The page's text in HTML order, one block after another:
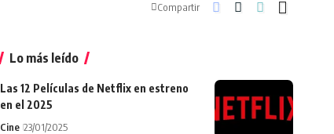
Compartir
Lo más leído
Las 12 Películas de Netflix en estreno
en el 2025
Cine 23/01/2025